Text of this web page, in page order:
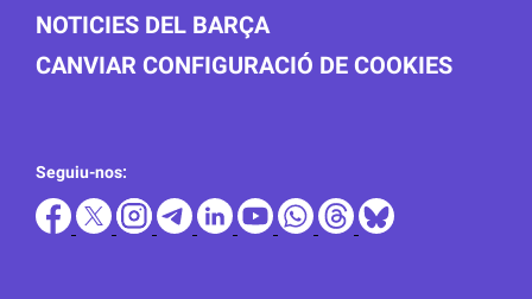
NOTICIES DEL BARÇA
CANVIAR CONFIGURACIÓ DE COOKIES
Seguiu-nos: